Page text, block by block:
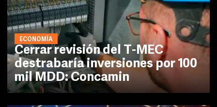
ECONOMÍA
Cerrar revisión del T-MEC
destrabaría inversiones por 100
mil MDD: Concamin